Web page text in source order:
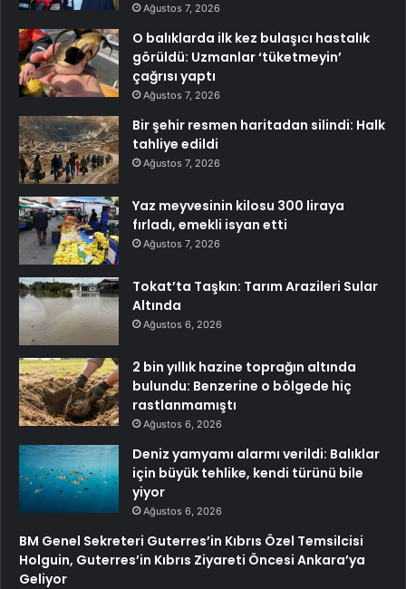
Ağustos 7, 2026
O balıklarda ilk kez bulaşıcı hastalık
görüldü: Uzmanlar ‘tüketmeyin’
çağrısı yaptı
Ağustos 7, 2026
Bir şehir resmen haritadan silindi: Halk
tahliye edildi
Ağustos 7, 2026
Yaz meyvesinin kilosu 300 liraya
fırladı, emekli isyan etti
Ağustos 7, 2026
Tokat’ta Taşkın: Tarım Arazileri Sular
Altında
Ağustos 6, 2026
2 bin yıllık hazine toprağın altında
bulundu: Benzerine o bölgede hiç
rastlanmamıştı
Ağustos 6, 2026
Deniz yamyamı alarmı verildi: Balıklar
için büyük tehlike, kendi türünü bile
yiyor
Ağustos 6, 2026
BM Genel Sekreteri Guterres’in Kıbrıs Özel Temsilcisi
Holguin, Guterres’in Kıbrıs Ziyareti Öncesi Ankara’ya
Geliyor